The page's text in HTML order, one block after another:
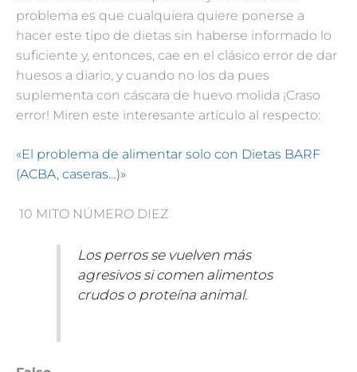
problema es que cualquiera quiere ponerse a
hacer este tipo de dietas sin haberse informado lo
suficiente y, entonces, cae en el clásico error de dar
huesos a diario, y cuando no los da pues
suplementa con cáscara de huevo molida ¡Craso
error! Miren este interesante artículo al respecto:
«El problema de alimentar solo con Dietas BARF
(ACBA, caseras…)»
10 MITO NÚMERO DIEZ
Los perros se vuelven más
agresivos si comen alimentos
crudos o proteína animal.